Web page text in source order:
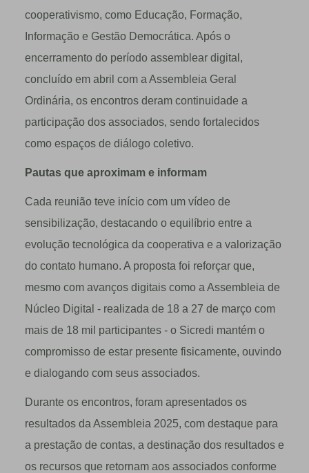
cooperativismo, como Educação, Formação,
Informação e Gestão Democrática. Após o
encerramento do período assemblear digital,
concluído em abril com a Assembleia Geral
Ordinária, os encontros deram continuidade a
participação dos associados, sendo fortalecidos
como espaços de diálogo coletivo.
Pautas que aproximam e informam
Cada reunião teve início com um vídeo de
sensibilização, destacando o equilíbrio entre a
evolução tecnológica da cooperativa e a valorização
do contato humano. A proposta foi reforçar que,
mesmo com avanços digitais como a Assembleia de
Núcleo Digital - realizada de 18 a 27 de março com
mais de 18 mil participantes - o Sicredi mantém o
compromisso de estar presente fisicamente, ouvindo
e dialogando com seus associados.
Durante os encontros, foram apresentados os
resultados da Assembleia 2025, com destaque para
a prestação de contas, a destinação dos resultados e
os recursos que retornam aos associados conforme